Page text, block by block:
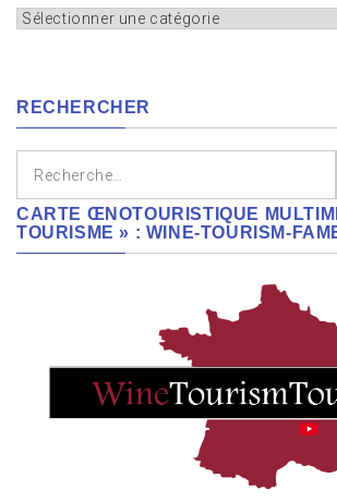
Appellation,
RECHERCHER
Rechercher :
CARTE ŒNOTOURISTIQUE
TOURISME » : WINE-TOURISM-